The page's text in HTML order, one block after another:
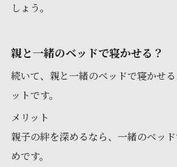
しょう。
親と一緒のベッドで寝かせる？
続いて、親と一緒のベッドで寝かせ
ットです。
メリット
親子の絆を深めるなら、一緒のベッ
めです。